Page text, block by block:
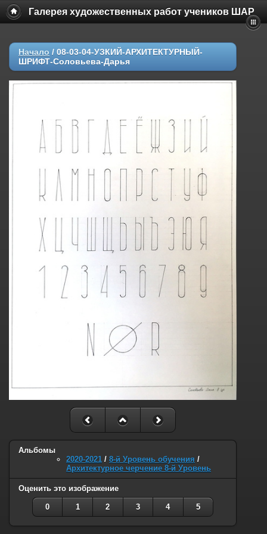
Галерея художественных работ учеников ШАР
Начало / 08-03-04-УЗКИЙ-АРХИТЕКТУРНЫЙ-
ШРИФТ-Соловьева-Дарья
Альбомы
2020-2021 / 8-й Уровень обучения /
Архитектурное черчение 8-й Уровень
Оценить это изображение
0 1 2 3 4 5